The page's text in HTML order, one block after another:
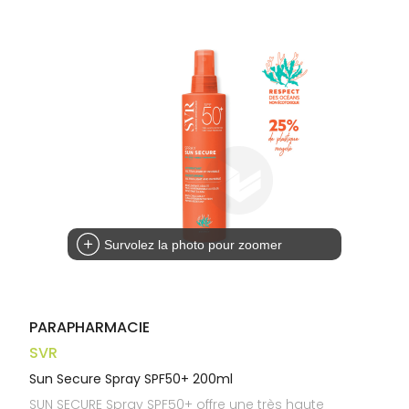
Survolez la photo pour zoomer
PARAPHARMACIE
SVR
Sun Secure Spray SPF50+ 200ml
SUN SECURE Spray SPF50+ offre une très haute